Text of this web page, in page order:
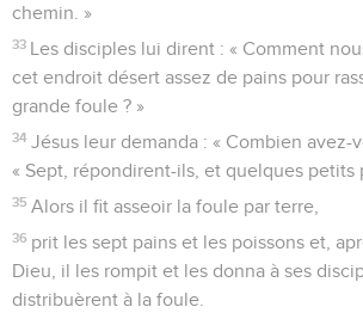
chemin. »
33 Les disciples lui dirent : « Comment
cet endroit désert assez de pains pour
grande foule ? »
34 Jésus leur demanda : « Combien avez-
« Sept, répondirent-ils, et quelques petits
35 Alors il fit asseoir la foule par terre,
36 prit les sept pains et les poissons et,
Dieu, il les rompit et les donna à ses
distribuèrent à la foule.